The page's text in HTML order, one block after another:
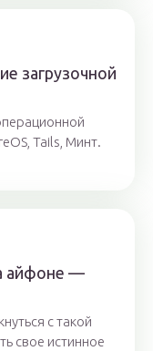
загрузочной
Tails, Минт.
айфоне —
с такой
свое истинное